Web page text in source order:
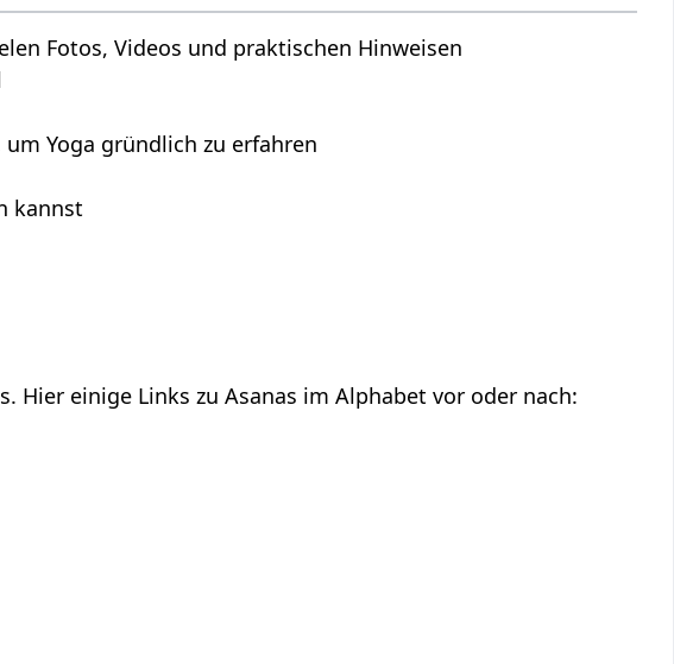
Fotos, Videos und praktischen Hinweisen
Yoga gründlich zu erfahren
kannst
Hier einige Links zu Asanas im Alphabet vor oder nach: